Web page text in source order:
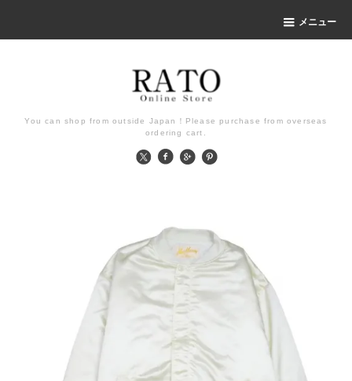
メニュー
You can shop from outside Japan！Please purchase from overseas
ordering cart.